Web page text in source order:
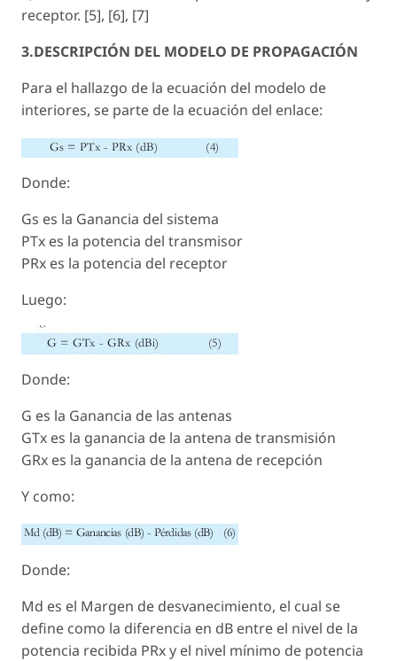
receptor. [5], [6], [7]
3.DESCRIPCIÓN DEL MODELO DE PROPAGACIÓN
Para el hallazgo de la ecuación del modelo de
interiores, se parte de la ecuación del enlace:
Donde:
Gs es la Ganancia del sistema
PTx es la potencia del transmisor
PRx es la potencia del receptor
Luego:
Donde:
G es la Ganancia de las antenas
GTx es la ganancia de la antena de transmisión
GRx es la ganancia de la antena de recepción
Y como:
Donde:
Md es el Margen de desvanecimiento, el cual se
define como la diferencia en dB entre el nivel de la
potencia recibida PRx y el nivel mínimo de potencia